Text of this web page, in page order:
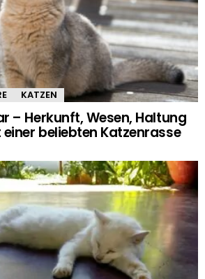
KATZEN
– Herkunft, Wesen, Haltung
beliebten Katzenrasse